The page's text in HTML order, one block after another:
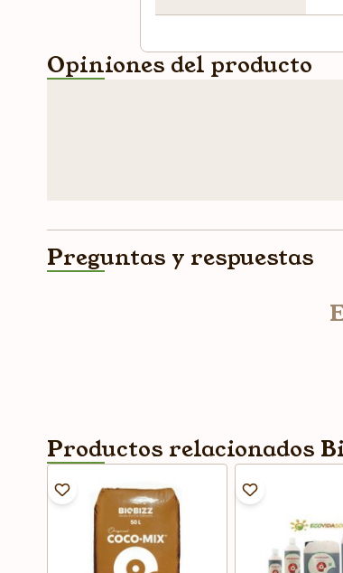
Opiniones del producto
Preguntas y respuestas
Productos relacionados